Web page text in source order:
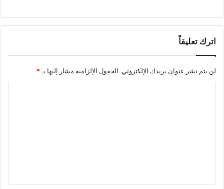
اترك تعليقاً
لن يتم نشر عنوان بريدك الإلكتروني. الحقول الإلزامية مشار إليها بـ *